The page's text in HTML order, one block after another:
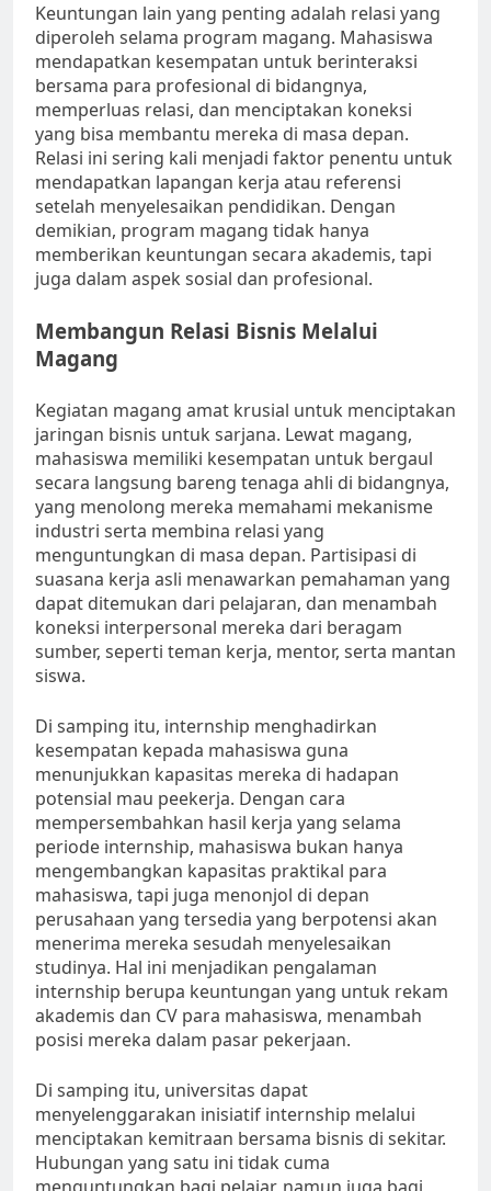
Keuntungan lain yang penting adalah relasi yang
diperoleh selama program magang. Mahasiswa
mendapatkan kesempatan untuk berinteraksi
bersama para profesional di bidangnya,
memperluas relasi, dan menciptakan koneksi
yang bisa membantu mereka di masa depan.
Relasi ini sering kali menjadi faktor penentu untuk
mendapatkan lapangan kerja atau referensi
setelah menyelesaikan pendidikan. Dengan
demikian, program magang tidak hanya
memberikan keuntungan secara akademis, tapi
juga dalam aspek sosial dan profesional.
Membangun Relasi Bisnis Melalui
Magang
Kegiatan magang amat krusial untuk menciptakan
jaringan bisnis untuk sarjana. Lewat magang,
mahasiswa memiliki kesempatan untuk bergaul
secara langsung bareng tenaga ahli di bidangnya,
yang menolong mereka memahami mekanisme
industri serta membina relasi yang
menguntungkan di masa depan. Partisipasi di
suasana kerja asli menawarkan pemahaman yang
dapat ditemukan dari pelajaran, dan menambah
koneksi interpersonal mereka dari beragam
sumber, seperti teman kerja, mentor, serta mantan
siswa.
Di samping itu, internship menghadirkan
kesempatan kepada mahasiswa guna
menunjukkan kapasitas mereka di hadapan
potensial mau peekerja. Dengan cara
mempersembahkan hasil kerja yang selama
periode internship, mahasiswa bukan hanya
mengembangkan kapasitas praktikal para
mahasiswa, tapi juga menonjol di depan
perusahaan yang tersedia yang berpotensi akan
menerima mereka sesudah menyelesaikan
studinya. Hal ini menjadikan pengalaman
internship berupa keuntungan yang untuk rekam
akademis dan CV para mahasiswa, menambah
posisi mereka dalam pasar pekerjaan.
Di samping itu, universitas dapat
menyelenggarakan inisiatif internship melalui
menciptakan kemitraan bersama bisnis di sekitar.
Hubungan yang satu ini tidak cuma